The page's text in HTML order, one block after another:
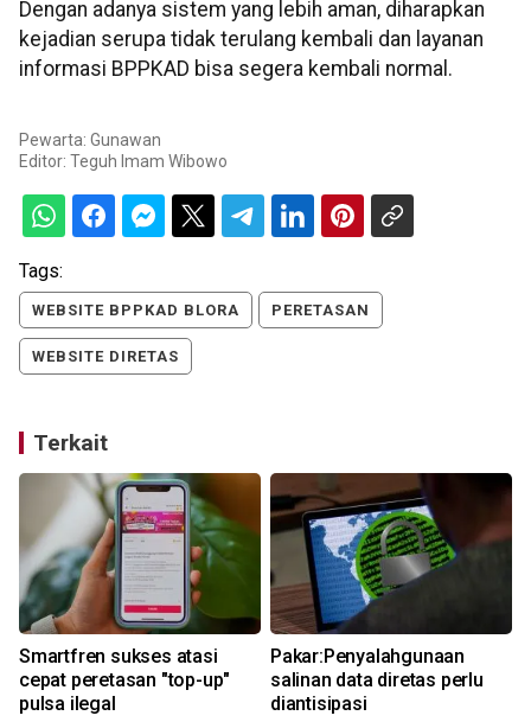
Dengan adanya sistem yang lebih aman, diharapkan
kejadian serupa tidak terulang kembali dan layanan
informasi BPPKAD bisa segera kembali normal.
Pewarta: Gunawan
Editor: Teguh Imam Wibowo
Tags:
WEBSITE BPPKAD BLORA PERETASAN
WEBSITE DIRETAS
Terkait
Smartfren sukses atasi
cepat peretasan "top-up"
pulsa ilegal
Pakar:Penyalahgunaan
salinan data diretas perlu
diantisipasi